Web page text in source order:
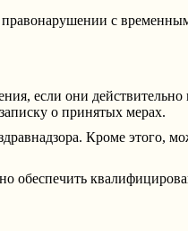
с временным
если они действительно
о принятых мерах.
Кроме этого,
обеспечить